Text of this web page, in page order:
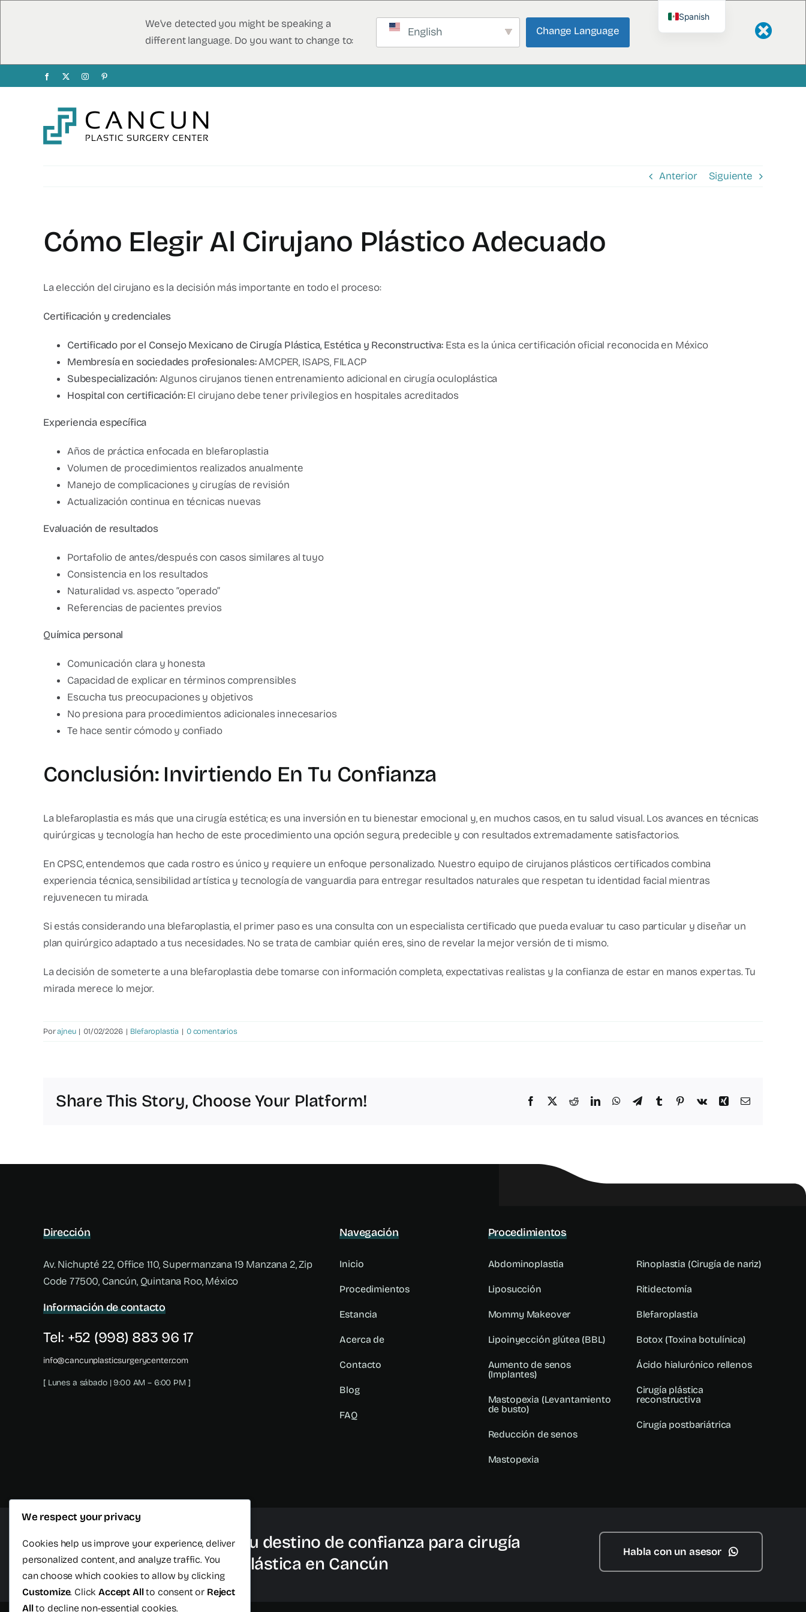
We've detected you might be speaking a
different language. Do you want to change to:
English Change Language
al
Facebook
X InstagramPinterest
Anterior Siguiente
Cómo Elegir Al Cirujano Plástico Adecuado
La elección del cirujano es la decisión más importante en todo el proceso:
Certificación y credenciales
Certificado por el Consejo Mexicano de Cirugía Plástica, Estética y Reconstructiva:Esta es la única certificación oficial reconocida en México
Membresía en sociedades profesionales:AMCPER, ISAPS, FILACP
Subespecialización:Algunos cirujanos tienen entrenamiento adicional en cirugía oculoplástica
Hospital con certificación:El cirujano debe tener privilegios en hospitales acreditados
Experiencia específica
Años de práctica enfocada en blefaroplastia
Volumen de procedimientos realizados anualmente
Manejo de complicaciones y cirugías de revisión
Actualización continua en técnicas nuevas
Evaluación de resultados
Portafolio de antes/después con casos similares al tuyo
Consistencia en los resultados
Naturalidad vs. aspecto “operado”
Referencias de pacientes previos
Química personal
Comunicación clara y honesta
Capacidad de explicar en términos comprensibles
Escucha tus preocupaciones y objetivos
No presiona para procedimientos adicionales innecesarios
Te hace sentir cómodo y confiado
Conclusión: Invirtiendo En Tu Confianza
La blefaroplastia es más que una cirugía estética; es una inversión en tu bienestar emocional y, en muchos casos, en tu salud visual. Los avances en técnicas
quirúrgicas y tecnología han hecho de este procedimiento una opción segura, predecible y con resultados extremadamente satisfactorios.
En CPSC, entendemos que cada rostro es único y requiere un enfoque personalizado. Nuestro equipo de cirujanos plásticos certificados combina
experiencia técnica, sensibilidad artística y tecnología de vanguardia para entregar resultados naturales que respetan tu identidad facial mientras
rejuvenecen tu mirada.
Si estás considerando una blefaroplastia, el primer paso es una consulta con un especialista certificado que pueda evaluar tu caso particular y diseñar un
plan quirúrgico adaptado a tus necesidades. No se trata de cambiar quién eres, sino de revelar la mejor versión de ti mismo.
La decisión de someterte a una blefaroplastia debe tomarse con información completa, expectativas realistas y la confianza de estar en manos expertas. Tu
mirada merece lo mejor.
Porajneu | 01/02/2026 | Blefaroplastia | 0 comentarios
Share This Story, Choose Your Platform! Facebook RedditLinkedInWhatsApp
TelegramTumblr PinterestVk Xing Correo
Dirección
Av. Nichupté 22, Office 110, Supermanzana 19 Manzana 2, Zip
Code 77500, Cancún, Quintana Roo, México
Información de contacto
Tel: +52 (998) 883 96 17
info@cancunplasticsurgerycenter.com
[ Lunes a sábado | 9:00 AM – 6:00 PM ]
Navegación
Inicio
Procedimientos
Estancia
Acerca de
Contacto
Blog
FAQ
Procedimientos
Abdominoplastia
Liposucción
Mommy Makeover
Lipoinyección glútea (BBL)
Aumento de senos
(Implantes)
Mastopexia (Levantamiento
de busto)
Reducción de senos
Mastopexia
Rinoplastia (Cirugía de nariz)
Ritidectomía
Blefaroplastia
Botox (Toxina botulínica)
Ácido hialurónico rellenos
Cirugía plástica
reconstructiva
Cirugía postbariátrica
Tu destino de confianza para cirugía
plástica en Cancún
Habla con un asesor
We respect your privacy
Cookies help us improve your experience, deliver
personalized content, and analyze traffic. You
can choose which cookies to allow by clicking
Customize. ClickAccept All to consent or Reject
All to decline non-essential cookies.
Spanish